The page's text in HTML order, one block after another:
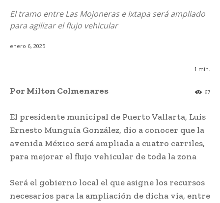
El tramo entre Las Mojoneras e Ixtapa será ampliado
para agilizar el flujo vehicular
enero 6, 2025
1 min.
67
Por Milton Colmenares
El presidente municipal de Puerto Vallarta, Luis
Ernesto Munguía González, dio a conocer que la
avenida México será ampliada a cuatro carriles,
para mejorar el flujo vehicular de toda la zona
Será el gobierno local el que asigne los recursos
necesarios para la ampliación de dicha vía, entre